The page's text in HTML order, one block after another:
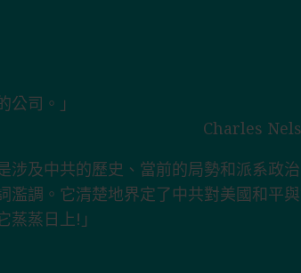
司。」
Charles
涉及中共的歷史、當前的局勢和派系
濫調。它清楚地界定了中共對美國和平
蒸日上!」